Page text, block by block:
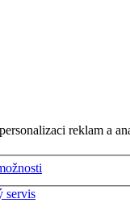
reklam a
servis